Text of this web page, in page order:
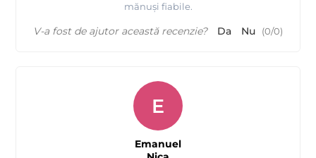
mănuși fiabile.
V-a fost de ajutor această recenzie? Da Nu (0/0)
E
Emanuel